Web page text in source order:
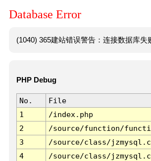
Database Error
(1040) 365建站错误警告：连接数据库
PHP Debug
No. File
1
/index.php
2
/source/function/
3
/source/class/
4
/source/class/